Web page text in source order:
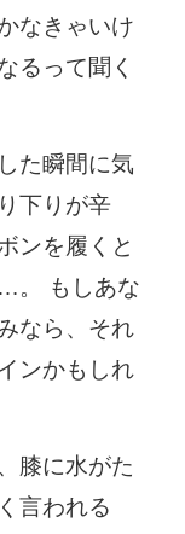
なきゃいけ
るって聞く
た瞬間に気
下りが辛
ンを履くと
。 もしあな
なら、それ
ンかもしれ
膝に水がた
言われる